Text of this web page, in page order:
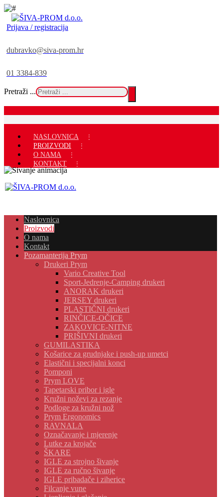
Prijava / registracija
dubravko@siva-prom.hr
01 3384-839
Pretraži ...
NASLOVNICA
PROIZVODI
O NAMA
KONTAKT
Naslovnica
Proizvodi
O nama
Kontakt
Pozamanterija Prym
Drukeri Prym
Vario Creative Tool
Sport-Jedrenje-Camping drukeri
ANORAK drukeri
JERSEY drukeri
PLASTIČNI drukeri
RINČICE-OČICE
ZAKOVICE-NITNE
PRIŠIVNI drukeri
GUMILASTIKA
Košarice za grudnjake i push-up umetci
Elastični i specijalni konci
Pomponi
Prym LOVE
Tapetarski pribor i igle
Kružni noževi za rezanje
Podloge za kružni nož
Prym Ergonomics
RAVNALA
Označavanje i mjerenje
Lutke za krojače
ŠKARE
IGLE za strojno šivanje
IGLE za ručno šivanje
IGLE pribadače i ziherice
Filcanje vune